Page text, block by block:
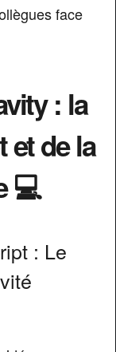
face
: la
et de la
💻
: Le